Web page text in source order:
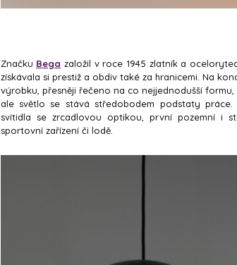
Značku Bega založil v roce 1945 zlatník a
získávala si prestiž a obdiv také za hranicemi. Na
výrobku, přesněji řečeno na co nejjednodušší
ale světlo se stává středobodem podstaty
svítidla se zrcadlovou optikou, první pozemní i
sportovní zařízení či lodě.